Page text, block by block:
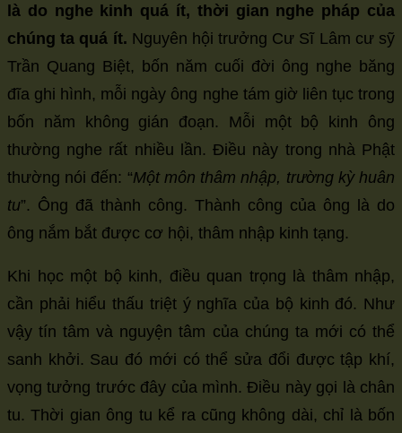
là do nghe kinh quá ít, thời gian nghe pháp của
chúng ta quá ít. Nguyên hội trưởng Cư Sĩ Lâm cư sỹ
Trần Quang Biệt, bốn năm cuối đời ông nghe băng
đĩa ghi hình, mỗi ngày ông nghe tám giờ liên tục trong
bốn năm không gián đoạn. Mỗi một bộ kinh ông
thường nghe rất nhiều lần. Điều này trong nhà Phật
thường nói đến: “Một môn thâm nhập, trường kỳ huân
tu”. Ông đã thành công. Thành công của ông là do
ông nắm bắt được cơ hội, thâm nhập kinh tạng.
Khi học một bộ kinh, điều quan trọng là thâm nhập,
cần phải hiểu thấu triệt ý nghĩa của bộ kinh đó. Như
vậy tín tâm và nguyện tâm của chúng ta mới có thể
sanh khởi. Sau đó mới có thể sửa đổi được tập khí,
vọng tưởng trước đây của mình. Điều này gọi là chân
tu. Thời gian ông tu kể ra cũng không dài, chỉ là bốn